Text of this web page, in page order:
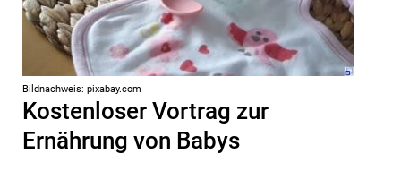
Bildnachweis: pixabay.com
Kostenloser Vortrag zur
Ernährung von Babys